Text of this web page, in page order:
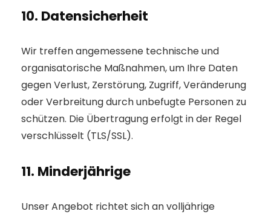
10. Datensicherheit
Wir treffen angemessene technische und
organisatorische Maßnahmen, um Ihre Daten
gegen Verlust, Zerstörung, Zugriff, Veränderung
oder Verbreitung durch unbefugte Personen zu
schützen. Die Übertragung erfolgt in der Regel
verschlüsselt (TLS/SSL).
11. Minderjährige
Unser Angebot richtet sich an volljährige